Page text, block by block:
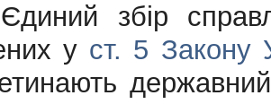
збiр
у ст. 5 Закону